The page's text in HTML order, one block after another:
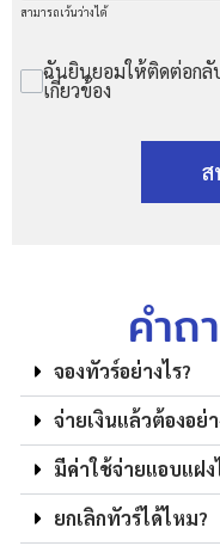
สามารถเว้นว่างได้
ฉันยินยอมให้ติดต่อกลั
เกี่ยวข้อง
ส
คำถ
จองทัวร์อย่างไร?
จ่ายเงินแล้วต้องอย่
มีค่าใช้จ่ายแอบแฝง
ยกเลิกทัวร์ได้ไหม?